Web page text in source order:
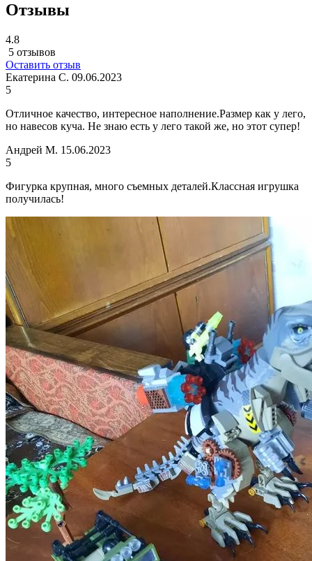
Отзывы
4.8
5 отзывов
Оставить отзыв
Екатерина С. 09.06.2023
5
Отличное качество, интересное наполнение.Размер как у лего,
но навесов куча. Не знаю есть у лего такой же, но этот супер!
Андрей М. 15.06.2023
5
Фигурка крупная, много съемных деталей.Классная игрушка
получилась!